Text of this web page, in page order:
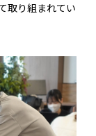
取り組まれてい